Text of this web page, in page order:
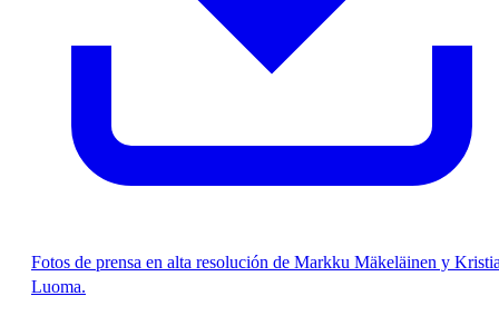
Fotos de prensa en alta resolución de Markku Mäkeläinen y
Luoma.